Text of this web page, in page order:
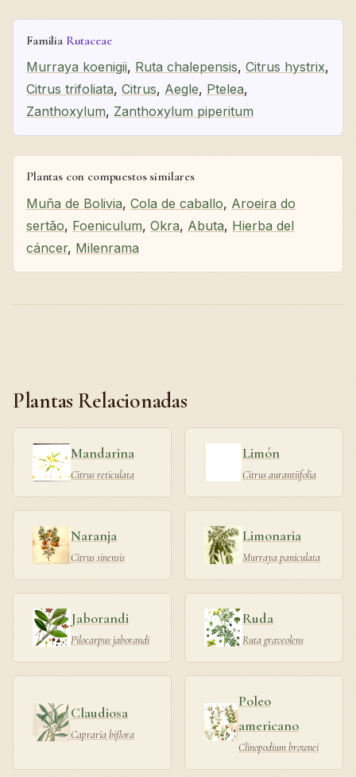
Familia Rutaceae
Murraya koenigii, Ruta chalepensis, Citrus hystrix,
Citrus trifoliata, Citrus, Aegle, Ptelea,
Zanthoxylum, Zanthoxylum piperitum
Plantas con compuestos similares
Muña de Bolivia, Cola de caballo, Aroeira do
sertão, Foeniculum, Okra, Abuta, Hierba del
cáncer, Milenrama
Plantas Relacionadas
Mandarina
Citrus reticulata
Limón
Citrus aurantiifolia
Naranja
Citrus sinensis
Limonaria
Murraya paniculata
Jaborandi
Pilocarpus jaborandi
Ruda
Ruta graveolens
Claudiosa
Capraria biflora
Poleo
americano
Clinopodium brownei